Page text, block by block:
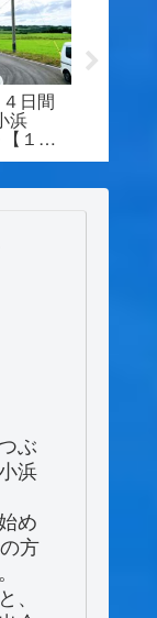
いむ
でに
ナ明
の旅3
ぶ
浜
め
方